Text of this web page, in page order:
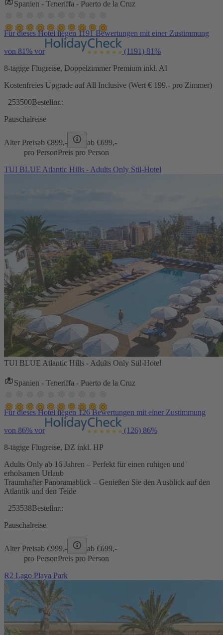
Spanien - Teneriffa - Puerto de la Cruz
Für dieses Hotel liegen 1191 Bewertungen mit einer Zustimmung
von 81% vor (1191) 81%
8-tägige Flugreise, Doppelzimmer Premium inkl. AI
Kostenfreies Upgrade auf All Inclusive (Wert € 199.- pro Zimmer)
253500Bestellnr.:
Pauschalreise
Alter Preisab €899,- ab €699,-
pro PersonPreis pro Person
TUI BLUE Atlantic Hills - Adults Only Stil-Hotel
TUI BLUE Atlantic Hills - Adults Only Stil-Hotel
Spanien - Teneriffa - Puerto de la Cruz
Für dieses Hotel liegen 126 Bewertungen mit einer Zustimmung
von 86% vor (126) 86%
8-tägige Flugreise, DZ inkl. HP
Adults Only ab 16 Jahren – Perfekt für einen ruhigen und
erholsamen Urlaub
Traumhafter Panoramablick – Genießen Sie den Ausblick auf den
Atlantik und den Teide
253538Bestellnr.:
Pauschalreise
Alter Preisab €999,- ab €699,-
pro PersonPreis pro Person
R2 Lago Playa Park